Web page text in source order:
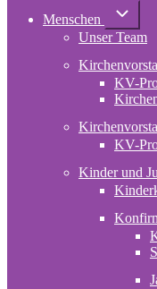
Menschen
Unser Team
KV-
KV-
Kinder und